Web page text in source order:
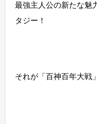
最強主人公の新たな魅
タジー！
それが「百神百年大戦